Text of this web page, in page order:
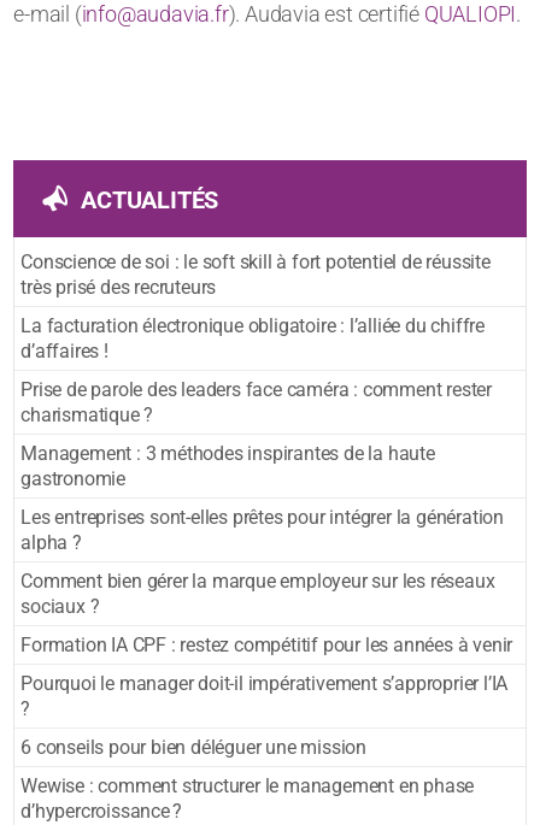
e-mail (info@audavia.fr). Audavia est certifié QUALIOPI.
ACTUALITÉS
Conscience de soi : le soft skill à fort potentiel de réussite
très prisé des recruteurs
La facturation électronique obligatoire : l’alliée du chiffre
d’affaires !
Prise de parole des leaders face caméra : comment rester
charismatique ?
Management : 3 méthodes inspirantes de la haute
gastronomie
Les entreprises sont-elles prêtes pour intégrer la génération
alpha ?
Comment bien gérer la marque employeur sur les réseaux
sociaux ?
Formation IA CPF : restez compétitif pour les années à venir
Pourquoi le manager doit-il impérativement s’approprier l’IA
?
6 conseils pour bien déléguer une mission
Wewise : comment structurer le management en phase
d’hypercroissance ?